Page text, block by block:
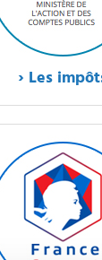
› Les